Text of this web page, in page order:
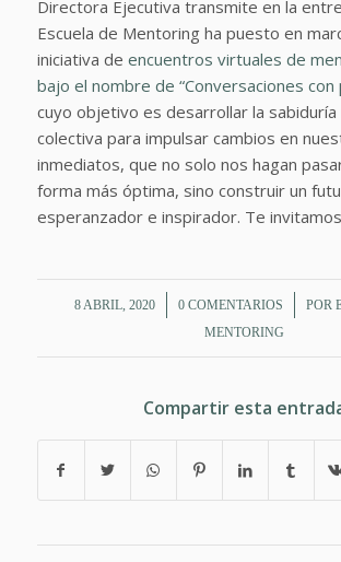
Directora Ejecutiva transmite en la
Escuela de Mentoring ha puesto en
iniciativa de encuentros virtuales de
bajo el nombre de “Conversaciones
cuyo objetivo es desarrollar la sabiduría
colectiva para impulsar cambios en
inmediatos, que no solo nos hagan
forma más óptima, sino construir un
esperanzador e inspirador. Te
8 ABRIL, 2020
/ 0 COMENTARIOS
/ POR
MENTORING
Compartir esta